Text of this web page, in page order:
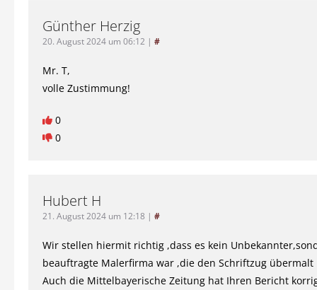
Günther Herzig
20. August 2024 um 06:12 | #
Mr. T,
volle Zustimmung!
0
0
Hubert H
21. August 2024 um 12:18 | #
Wir stellen hiermit richtig ,dass es kein
beauftragte Malerfirma war ,die den Schriftzug übermalt
Auch die Mittelbayerische Zeitung hat Ihren Bericht